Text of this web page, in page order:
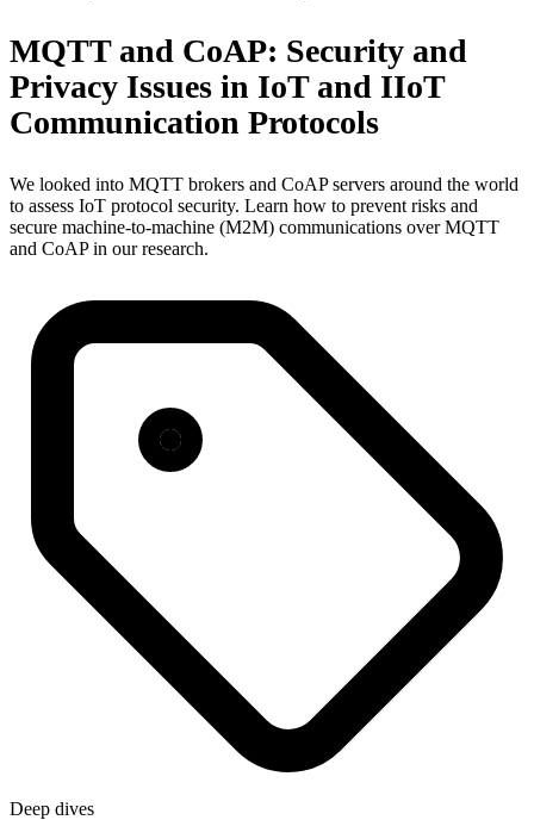
MQTT and CoAP: Security and
Privacy Issues in IoT and IIoT
Communication Protocols
We looked into MQTT brokers and CoAP servers around the world
to assess IoT protocol security. Learn how to prevent risks and
secure machine-to-machine (M2M) communications over MQTT
and CoAP in our research.
Deep dives